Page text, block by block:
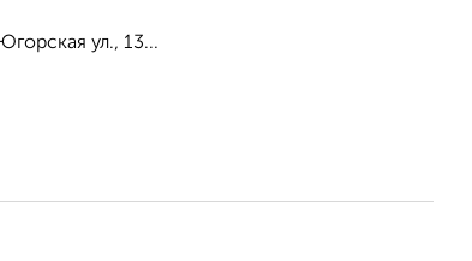
ул., 13...